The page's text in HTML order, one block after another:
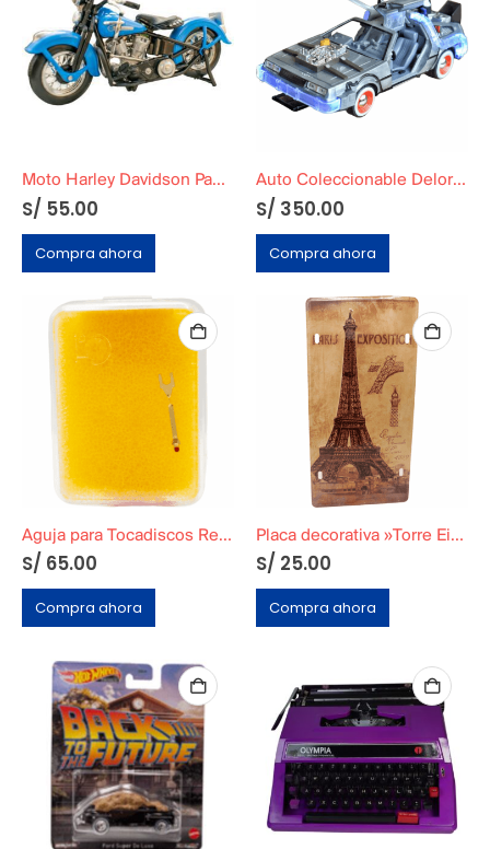
Moto Harley Davidson Panhead 1948 FL DIECAST MOTO
S/ 55.00
Compra ahora
Auto Coleccionable Delorean Volver al Futuro 3
S/ 350.00
Compra ahora
Aguja para Tocadiscos Reemplazo
S/ 65.00
Compra ahora
Placa decorativa »Torre Eiffel»
S/ 25.00
Compra ahora